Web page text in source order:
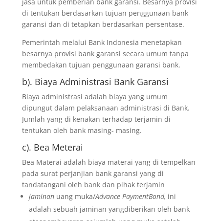
jasa untuk pemberian bank garansi. Besarnya provisi
di tentukan berdasarkan tujuan penggunaan bank
garansi dan di tetapkan berdasarkan persentase.
Pemerintah melalui Bank Indonesia menetapkan
besarnya provisi bank garansi secara umum tanpa
membedakan tujuan penggunaan garansi bank.
b). Biaya Administrasi Bank Garansi
Biaya administrasi adalah biaya yang umum
dipungut dalam pelaksanaan administrasi di Bank.
Jumlah yang di kenakan terhadap terjamin di
tentukan oleh bank masing- masing.
c). Bea Meterai
Bea Materai adalah biaya materai yang di tempelkan
pada surat perjanjian bank garansi yang di
tandatangani oleh bank dan pihak terjamin
jaminan uang muka/Advance PaymentBond, ini
adalah sebuah jaminan yangdiberikan oleh bank